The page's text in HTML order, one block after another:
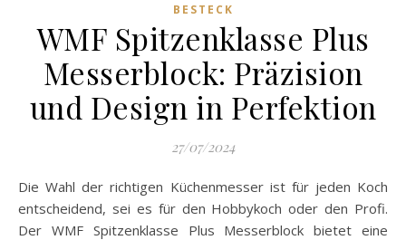
BESTECK
WMF Spitzenklasse Plus
Messerblock: Präzision
und Design in Perfektion
27/07/2024
Die Wahl der richtigen Küchenmesser ist für jeden Koch
entscheidend, sei es für den Hobbykoch oder den Profi.
Der WMF Spitzenklasse Plus Messerblock bietet eine